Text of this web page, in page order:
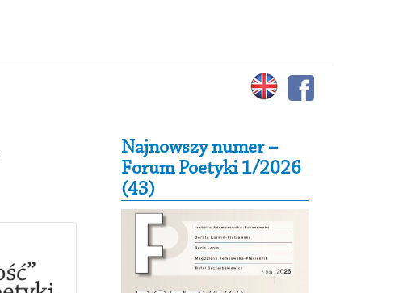
Secondary Sidebar
Najnowszy numer –
Forum Poetyki 1/2026
(43)